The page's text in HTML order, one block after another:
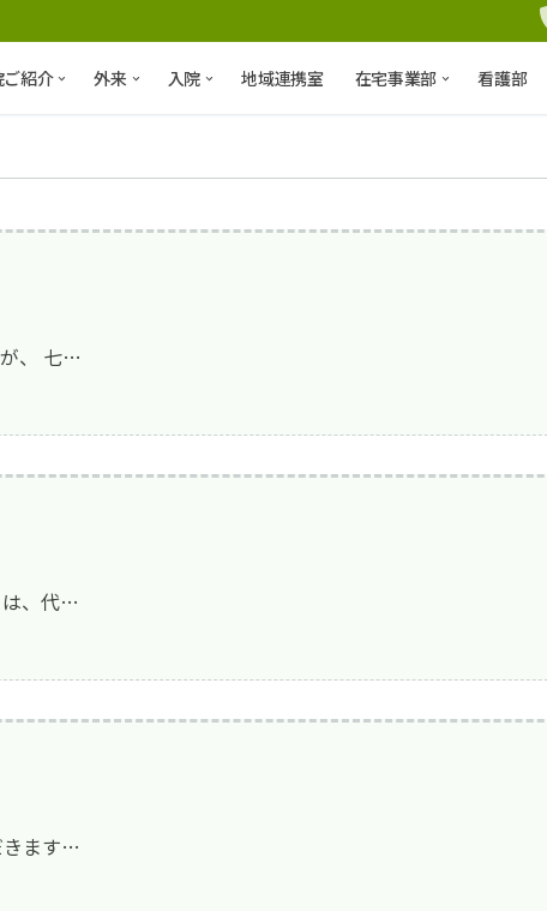
紹介 外来 入院 地域連携室 在宅事業部 看護部
(FAQ)
テーション病棟
ション
、 七…
は、代…
きます…